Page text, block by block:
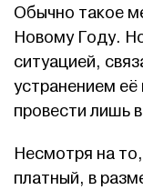
Обычно такое
Новому Году.
ситуацией,
устранением
провести лишь
Несмотря на
платный, в